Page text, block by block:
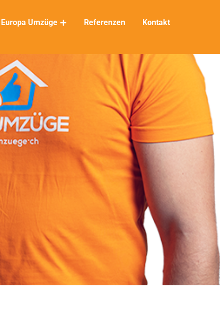
Europa Umzüge Referenzen Kontakt